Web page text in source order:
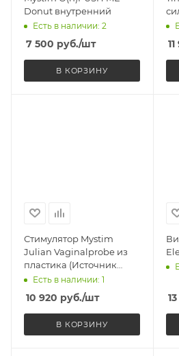
Donut внутренний
Есть в наличии: 2
7 500 руб./шт
В КОРЗИНУ
Стимулятор Mystim
Julian Vaginalprobe из
пластика (Источник
импульсов
приобретается
отдельно)
Есть в наличии: 1
10 920 руб./шт
В КОРЗИНУ